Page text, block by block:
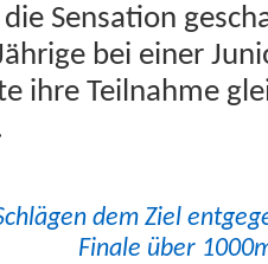
Sen­sa­tion
bei ein­er
ihre Teil­nahme
dem Ziel
Finale über